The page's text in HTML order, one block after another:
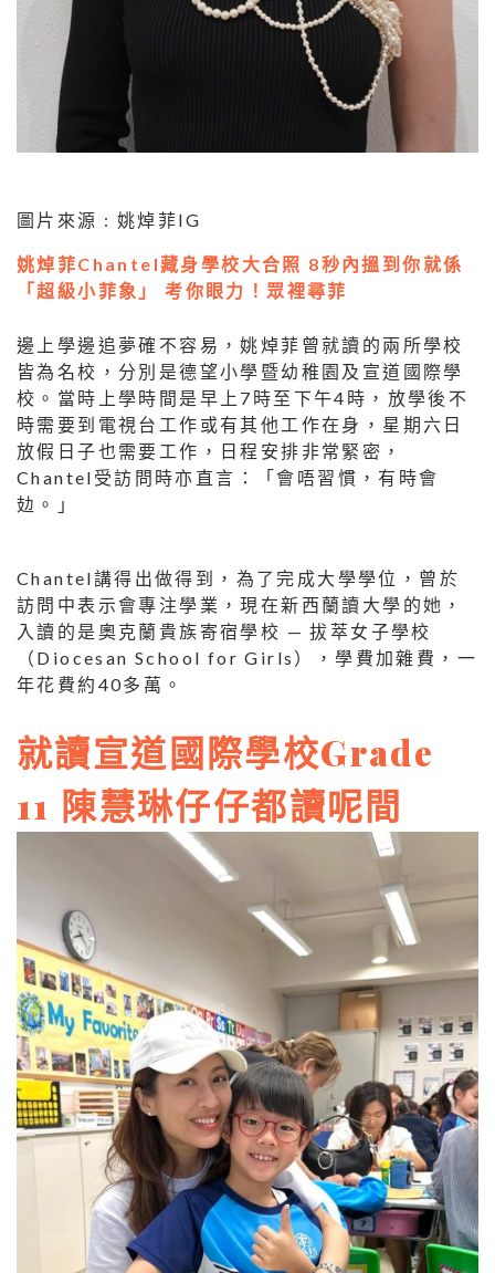
圖片來源 : 姚焯菲IG
姚焯菲Chantel藏身學校大合照 8秒內搵到你就係
「超級小菲象」 考你眼力！眾裡尋菲
邊上學邊追夢確不容易，姚焯菲曾就讀的兩所學校
皆為名校，分別是德望小學暨幼稚園及宣道國際學
校。當時上學時間是早上7時至下午4時，放學後不
時需要到電視台工作或有其他工作在身，星期六日
放假日子也需要工作，日程安排非常緊密，
Chantel受訪問時亦直言：「會唔習慣，有時會
攰。」
Chantel講得出做得到，為了完成大學學位，曾於
訪問中表示會專注學業，現在新西蘭讀大學的她，
入讀的是奧克蘭貴族寄宿學校 — 拔萃女子學校
（Diocesan School for Girls），學費加雜費，一
年花費約40多萬。
就讀宣道國際學校Grade
11 陳慧琳仔仔都讀呢間